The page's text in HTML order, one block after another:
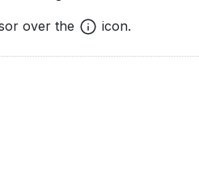
over the
icon.